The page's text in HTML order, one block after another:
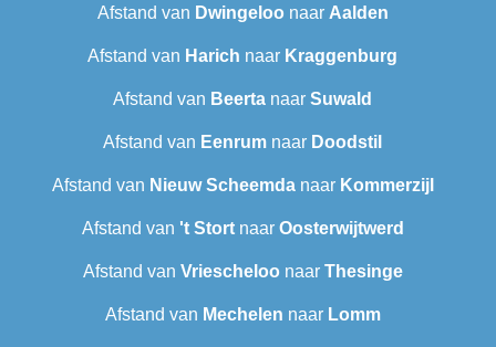
Afstand van Dwingeloo naar Aalden
Afstand van Harich naar Kraggenburg
Afstand van Beerta naar Suwald
Afstand van Eenrum naar Doodstil
Afstand van Nieuw Scheemdanaar Kommerzijl
Afstand van 't Stortnaar Oosterwijtwerd
Afstand van Vriescheloo naar Thesinge
Afstand van Mechelen naar Lomm